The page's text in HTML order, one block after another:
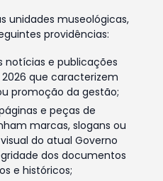
unidades museológicas,
providências:
e publicações
que caracterizem
promoção da gestão;
e peças de
marcas, slogans ou
do atual Governo
dos documentos
e históricos;